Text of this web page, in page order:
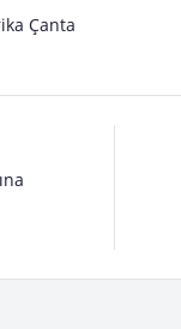
Çanta